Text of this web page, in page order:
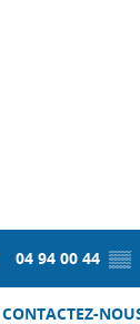
04 94 00 44 ▒▒
CONTACTEZ-